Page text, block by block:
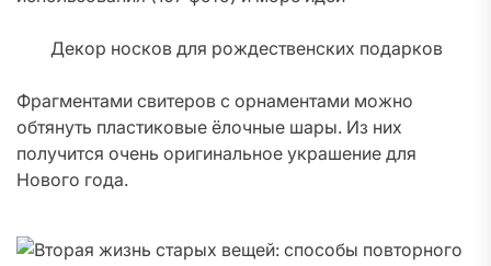
Декор носков для рождественских подарков
Фрагментами свитеров с орнаментами можно
обтянуть пластиковые ёлочные шары. Из них
получится очень оригинальное украшение для
Нового года.